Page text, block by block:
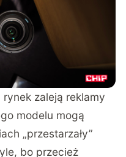
zaleją reklamy
modelu mogą
„przestarzały”
bo przecież